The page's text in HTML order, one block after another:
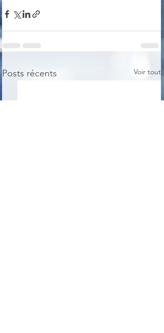
Posts récents Voir tout